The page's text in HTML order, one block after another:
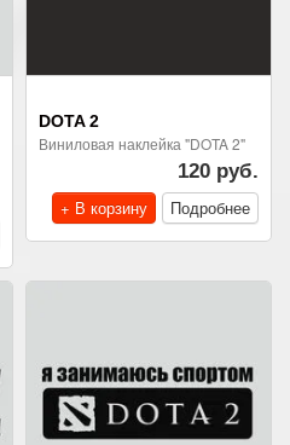
DOTA 2
Виниловая наклейка "DOTA 2"
120 руб.
+ В корзину
Подробнее